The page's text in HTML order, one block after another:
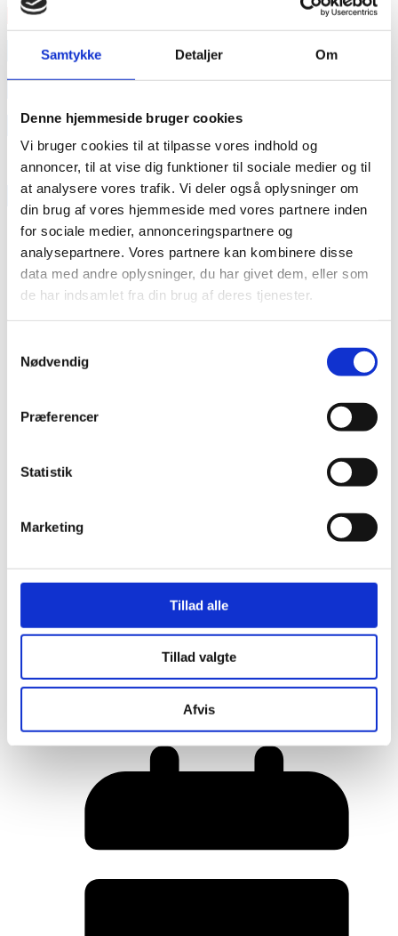
Samtykke Detaljer Om
Denne hjemmeside bruger cookies
Vi bruger cookies til at tilpasse vores indhold og
annoncer, til at vise dig funktioner til sociale medier og til
at analysere vores trafik. Vi deler også oplysninger om
din brug af vores hjemmeside med vores partnere inden
for sociale medier, annonceringspartnere og
analysepartnere. Vores partnere kan kombinere disse
data med andre oplysninger, du har givet dem, eller som
de har indsamlet fra din brug af deres tjenester.
Nødvendig
Præferencer
Statistik
Marketing
Tillad alle
Tillad valgte
Afvis
Læs mere
annonce
annonce
Like us
RAINBOW BUSINESS DENMARK
Her er alle vinderne fra årets Danish
Rainbow Awards